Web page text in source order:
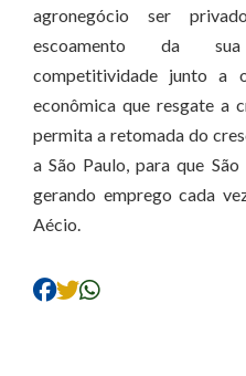
agronegócio ser
escoamento da
competitividade junto a
econômica que resgate a
permita a retomada do
a São Paulo, para que
gerando emprego cada
Aécio.